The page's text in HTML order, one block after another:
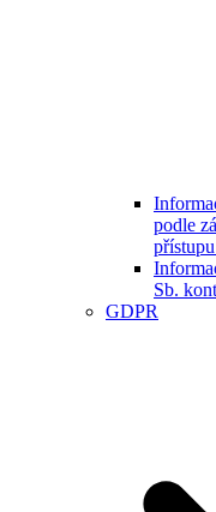
podle
Sb.
GDPR